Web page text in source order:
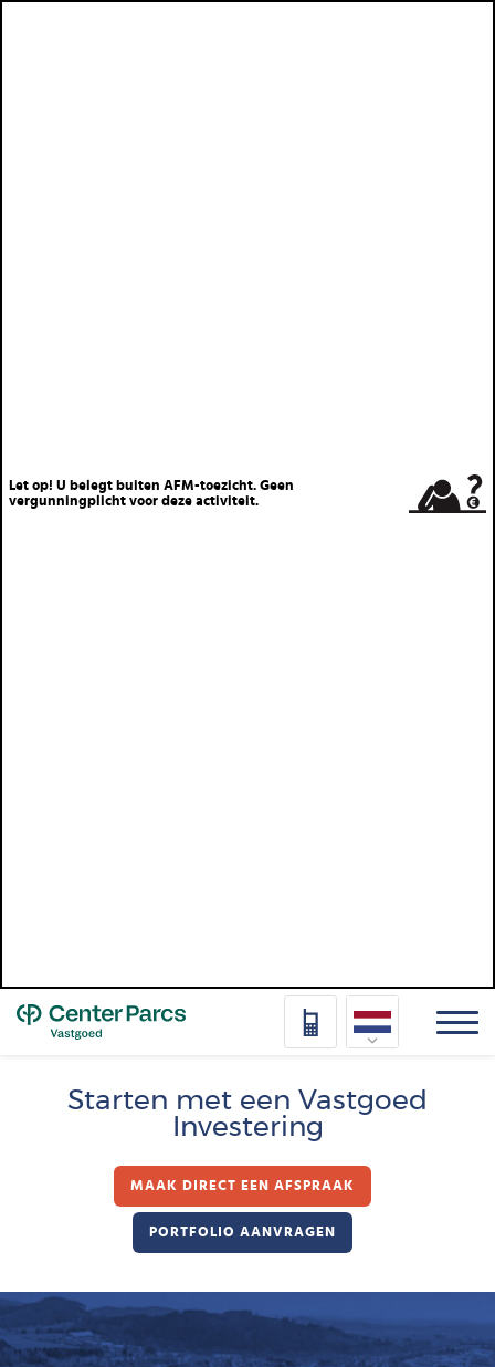
Let op! U belegt buiten AFM-toezicht. Geen
vergunningplicht voor deze activiteit.
Deutsch
Français
Vlaams
Starten met een Vastgoed
Investering
MAAK DIRECT EEN AFSPRAAK
PORTFOLIO AANVRAGEN